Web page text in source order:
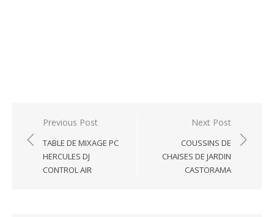
Post
navigation
Previous Post
TABLE DE MIXAGE PC
HERCULES DJ
CONTROL AIR
Next Post
COUSSINS DE
CHAISES DE JARDIN
CASTORAMA